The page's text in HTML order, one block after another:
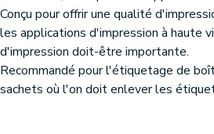
Conçu pour offrir une qualité
les applications d'impression à haute
d'impression doit-être importante.
Recommandé pour l'étiquetage de
sachets où l'on doit enlever les